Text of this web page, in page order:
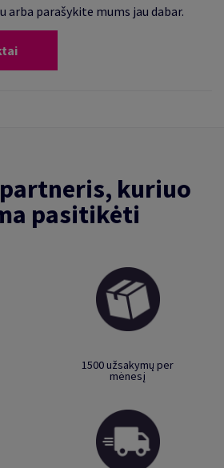
arba parašykite mums jau dabar.
kuriuo
pasitikėti
1500 užsakymų per
mėnesį